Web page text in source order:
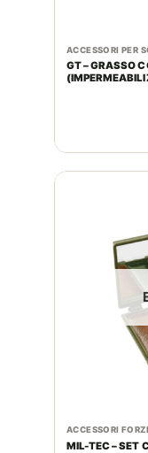
ACCESSORI PER
GT – GRASSO
ACCESSORI
MIL-TEC – SET